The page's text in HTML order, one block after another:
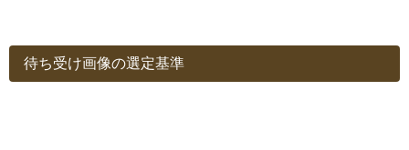
待ち受け画像の選定基準